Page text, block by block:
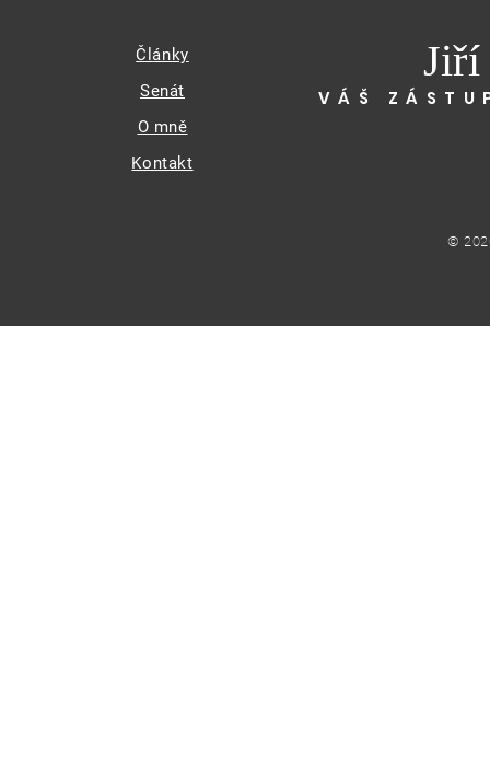
Články
Senát
O mně
Kontakt
Jiří
VÁŠ
©